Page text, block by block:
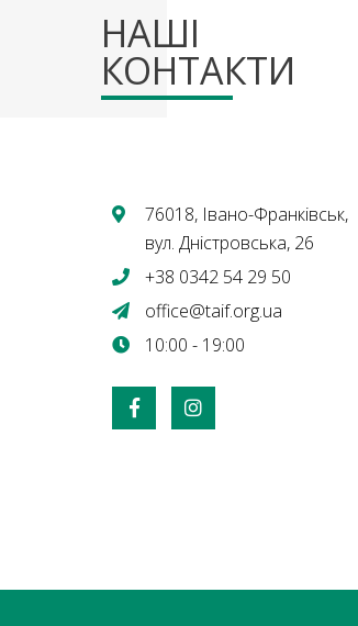
НАШІ
КОНТАКТИ
76018, Івано-Франківськ,
вул. Дністровська, 26
+38 0342 54 29 50
office@taif.org.ua
10:00 - 19:00